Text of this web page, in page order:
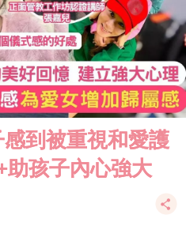
到被重視和愛護
助孩子內心強大